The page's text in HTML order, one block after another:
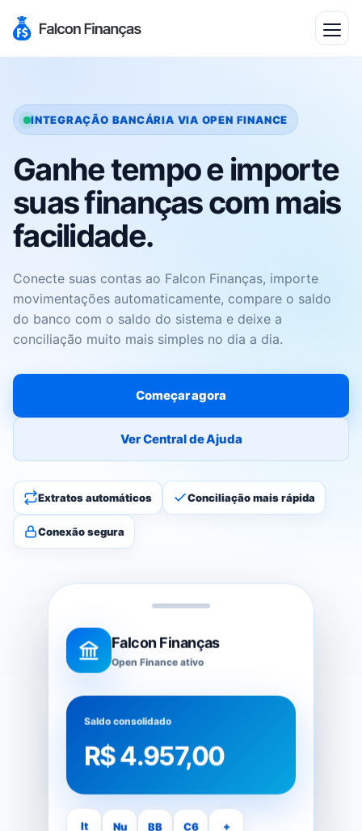
INTEGRAÇÃO BANCÁRIA VIA OPEN FINANCE
Ganhe tempo e importe
suas finanças com mais
facilidade.
Conecte suas contas ao Falcon Finanças, importe
movimentações automaticamente, compare o saldo
do banco com o saldo do sistema e deixe a
conciliação muito mais simples no dia a dia.
Começar agora
Ver Central de Ajuda
Extratos automáticos Conciliação mais rápida
Conexão segura
Falcon Finanças
Open Finance ativo
Saldo consolidado
R$ 4.957,00
It Nu BB C6 +